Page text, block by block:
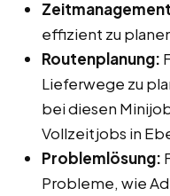
effizient zu
Routenplanung:
Lieferwege zu
bei diesen
Vollzeitjobs in
Problemlösung:
Probleme, wie